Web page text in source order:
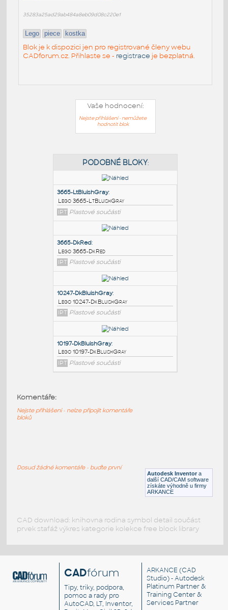
35283a25ad29ab484a8eb09d08c220e1
Lego piece kostka
Blok je k dispozici jen pro registrované členy webu
CADforum.cz. Přihlaste se - registrace je bezplatná.
Vaše hodnocení:
Nejste přihlášeni - nemůžete
hodnotit blok
3665-LtBluishGray:
Lego 3665-LtBluishGray
IPT Plastové součásti
3665-DkRed:
Lego 3665-DkRed
IPT Plastové součásti
Lego 10247-DkBluishGray
Lego 10197-DkBluishGray
Autodesk Inventor a
další CAD/CAM software
získáte výhodně u firmy
ARKANCE
Komentáře:
Nejste přihlášeni - nelze připojit komentáře
bloků
Dosud žádné komentáře - buďte první
CAD download: knihovna rodina symbol detail součást
prvek stafáž výkres kategorie kolekce free block library
CADfórum
Tipy, triky, podpora,
pomoc a rady pro
AutoCAD, LT, Inventor,
ARKANCE (CAD
Studio) - Autodesk
Platinum Partner &
Training Center &
Services Partner